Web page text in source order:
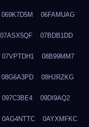
069K7D5M 06FAMUAG
07ASX5QF 07BDB1DD
07VPTDH1 08B99MM7
08G6A3PD 08HJRZKG
097C3BE4 09DI9AQ2
0AG4NTTC 0AYXMFKC